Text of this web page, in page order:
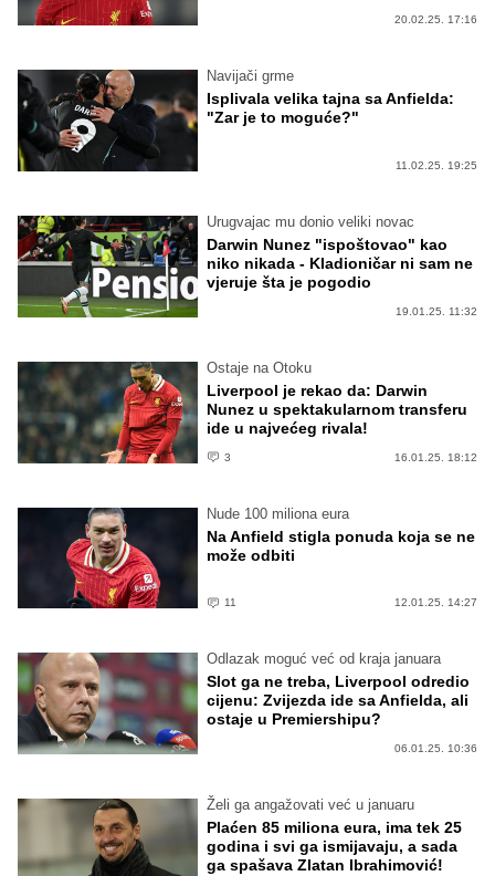
20.02.25. 17:16
Navijači grme
Isplivala velika tajna sa Anfielda:
"Zar je to moguće?"
11.02.25. 19:25
Urugvajac mu donio veliki novac
Darwin Nunez "ispoštovao" kao
niko nikada - Kladioničar ni sam ne
vjeruje šta je pogodio
19.01.25. 11:32
Ostaje na Otoku
Liverpool je rekao da: Darwin
Nunez u spektakularnom transferu
ide u najvećeg rivala!
3 16.01.25. 18:12
Nude 100 miliona eura
Na Anfield stigla ponuda koja se ne
može odbiti
11 12.01.25. 14:27
Odlazak moguć već od kraja januara
Slot ga ne treba, Liverpool odredio
cijenu: Zvijezda ide sa Anfielda, ali
ostaje u Premiershipu?
06.01.25. 10:36
Želi ga angažovati već u januaru
Plaćen 85 miliona eura, ima tek 25
godina i svi ga ismijavaju, a sada
ga spašava Zlatan Ibrahimović!